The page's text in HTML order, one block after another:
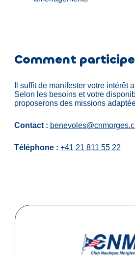
Comment
Il suffit de manifester votre intérêt
Selon les besoins et votre
proposerons des missions
Contact :
Téléphone : +41 21 811 55 22